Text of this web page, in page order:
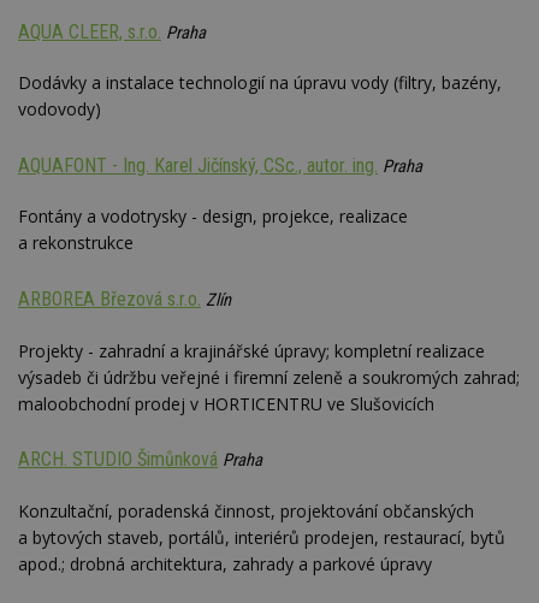
AQUA CLEER, s.r.o. Praha
Dodávky a instalace technologií na úpravu vody (filtry, bazény,
vodovody)
AQUAFONT - Ing. Karel Jičínský, CSc., autor. ing. Praha
Fontány a vodotrysky - design, projekce, realizace
a rekonstrukce
ARBOREA Březová s.r.o. Zlín
Projekty - zahradní a krajinářské úpravy; kompletní realizace
výsadeb či údržbu veřejné i firemní zeleně a soukromých zahrad;
maloobchodní prodej v HORTICENTRU ve Slušovicích
ARCH. STUDIO Šimůnková Praha
Konzultační, poradenská činnost, projektování občanských
a bytových staveb, portálů, interiérů prodejen, restaurací, bytů
apod.; drobná architektura, zahrady a parkové úpravy